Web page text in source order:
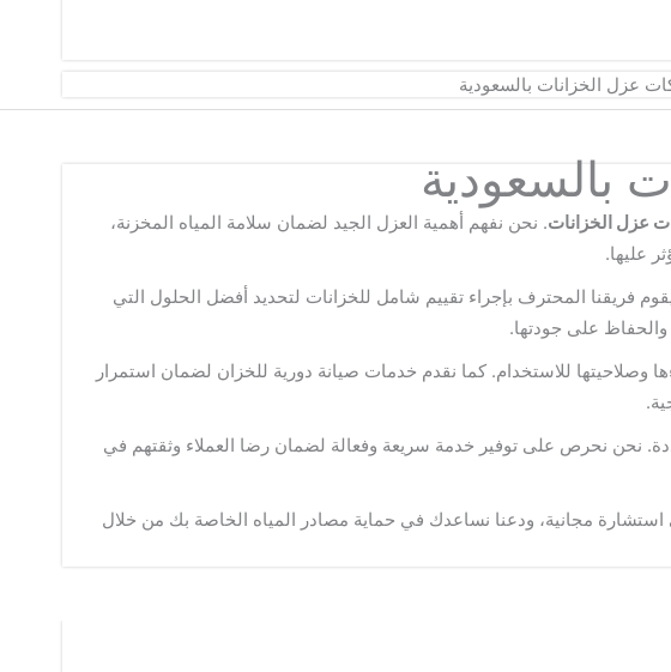
عزل الخزانات بالسعودية
بالسعودية
عزل الخزانات. نحن نفهم أهمية العزل الجيد لضمان سلامة المياه المخزنة،
عليها.
فريقنا المحترف بإجراء تقييم شامل للخزانات لتحديد أفضل الحلول التي
على جودتها.
وصلاحيتها للاستخدام. كما نقدم خدمات صيانة دورية للخزان لضمان استمرار
نحن نحرص على توفير خدمة سريعة وفعالة لضمان رضا العملاء وثقتهم في
مجانية، ودعنا نساعدك في حماية مصادر المياه الخاصة بك من خلال